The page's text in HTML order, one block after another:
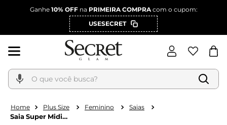
Ganhe 10% OFFna PRIMEIRA COMPRAcom o cupom:
USESECRET
O que você busca?
Plus Size Feminino Saias
Saia Super Midi